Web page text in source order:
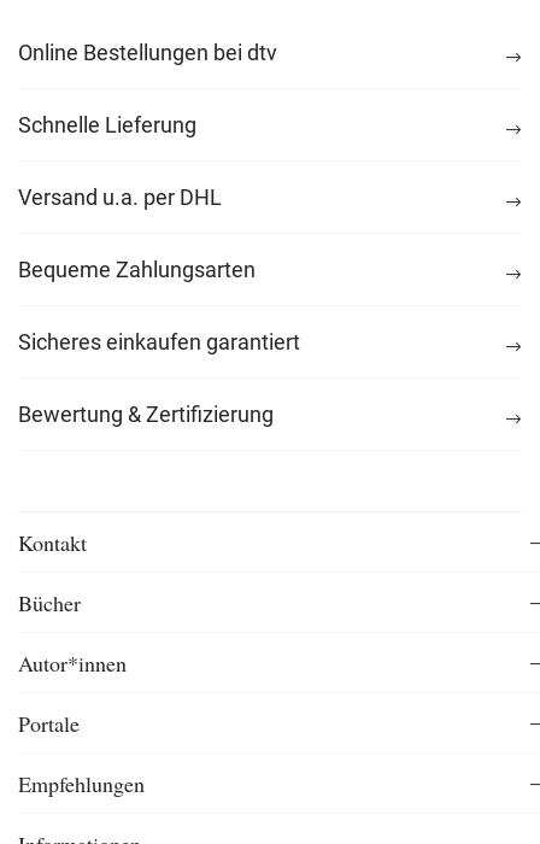
Online Bestellungen bei dtv
Schnelle Lieferung
Versand u.a. per DHL
Bequeme Zahlungsarten
Sicheres einkaufen garantiert
Bewertung & Zertifizierung
Kontakt
Bücher
Autor*innen
Portale
Empfehlungen